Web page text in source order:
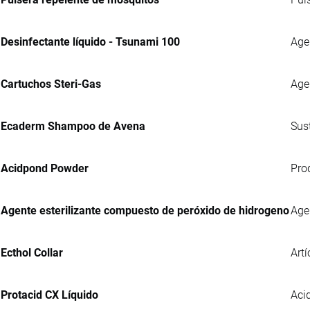
Desinfectante líquido - Tsunami 100
Cartuchos Steri-Gas
Ecaderm Shampoo de Avena
Acidpond Powder
Agente esterilizante compuesto de peróxido de hidrogeno
Ecthol Collar
Protacid CX Líquido